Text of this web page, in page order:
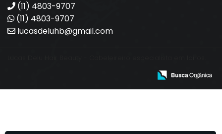
(11) 4803-9707
(11) 4803-9707
lucasdeluhb@gmail.com